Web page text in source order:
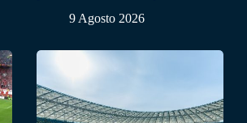
9 Agosto 2026